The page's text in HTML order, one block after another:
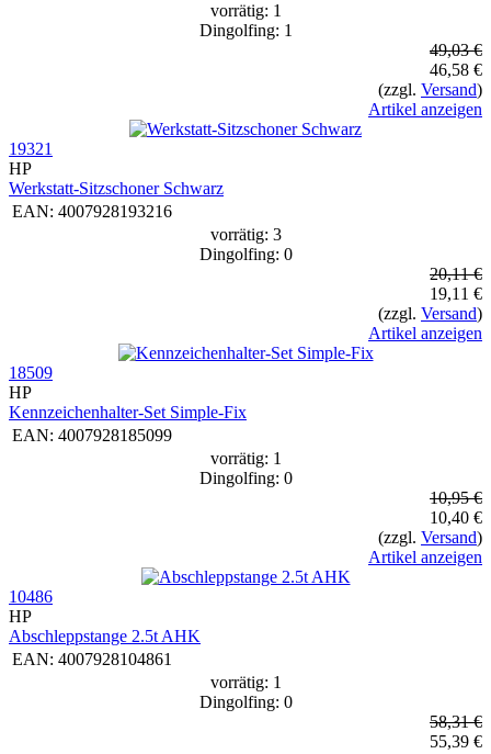
vorrätig: 1
Dingolfing: 1
49,03 €
46,58 €
(zzgl. Versand)
Artikel anzeigen
19321
HP
Werkstatt-Sitzschoner Schwarz
EAN: 4007928193216
vorrätig: 3
Dingolfing: 0
20,11 €
19,11 €
(zzgl. Versand)
Artikel anzeigen
18509
HP
Kennzeichenhalter-Set Simple-Fix
EAN: 4007928185099
vorrätig: 1
Dingolfing: 0
10,95 €
10,40 €
(zzgl. Versand)
Artikel anzeigen
10486
HP
Abschleppstange 2.5t AHK
EAN: 4007928104861
vorrätig: 1
Dingolfing: 0
58,31 €
55,39 €